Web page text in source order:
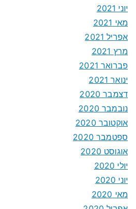
יוני 2021
מאי 2021
אפריל 2021
מרץ 2021
פברואר 2021
ינואר 2021
דצמבר 2020
נובמבר 2020
אוקטובר 2020
ספטמבר 2020
אוגוסט 2020
יולי 2020
יוני 2020
מאי 2020